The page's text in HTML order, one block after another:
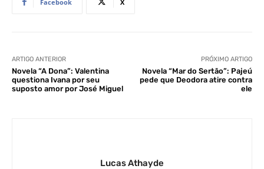
Facebook X
ARTIGO ANTERIOR
Novela “A Dona”: Valentina
questiona Ivana por seu
suposto amor por José Miguel
PRÓXIMO ARTIGO
Novela “Mar do Sertão”: Pajeú
pede que Deodora atire contra
ele
Lucas Athayde